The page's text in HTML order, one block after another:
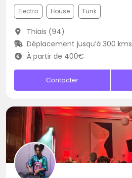
Electro House Funk
Thiais (94)
Déplacement jusqu’à 300 kms
À partir de 400€
Contacter